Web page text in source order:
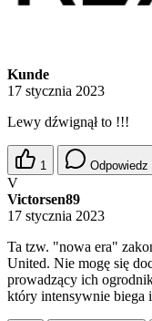
Kunde
17 stycznia 2023
Lewy dźwignął to !!!
1 Odpowiedz
V
Victorsen89
17 stycznia 2023
Ta tzw. "nowa era"
United. Nie mogę się
prowadzący ich
który intensywnie biega